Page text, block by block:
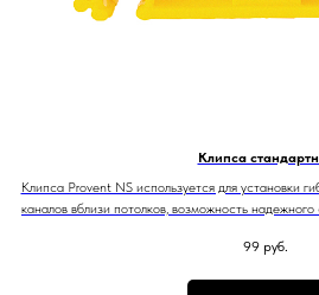
Клипса
Клипса Provent NS используется для установки
каналов вблизи потолков, возможность
99 руб.